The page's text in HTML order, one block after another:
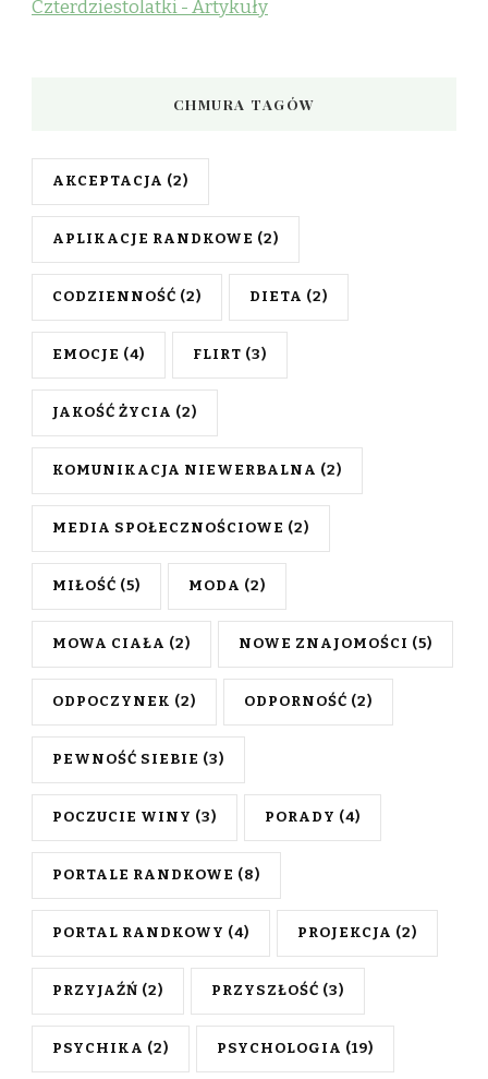
Czterdziestolatki - Artykuły
CHMURA TAGÓW
AKCEPTACJA (2)
APLIKACJE RANDKOWE (2)
CODZIENNOŚĆ (2) DIETA (2)
EMOCJE (4) FLIRT (3)
JAKOŚĆ ŻYCIA (2)
KOMUNIKACJA NIEWERBALNA (2)
MEDIA SPOŁECZNOŚCIOWE (2)
MIŁOŚĆ (5) MODA (2)
MOWA CIAŁA (2) NOWE ZNAJOMOŚCI (5)
ODPOCZYNEK (2) ODPORNOŚĆ (2)
PEWNOŚĆ SIEBIE (3)
POCZUCIE WINY (3) PORADY (4)
PORTALE RANDKOWE (8)
PORTAL RANDKOWY (4) PROJEKCJA (2)
PRZYJAŹŃ (2) PRZYSZŁOŚĆ (3)
PSYCHIKA (2) PSYCHOLOGIA (19)